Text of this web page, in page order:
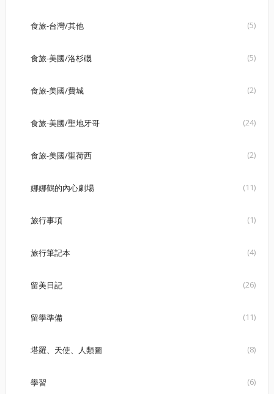
食旅-台灣/其他 (5)
食旅-美國/洛杉磯 (5)
食旅-美國/費城 (2)
食旅-美國/聖地牙哥 (24)
食旅-美國/聖荷西 (2)
娜娜鶴的內心劇場 (11)
旅行事項 (1)
旅行筆記本 (4)
留美日記 (26)
留學準備 (11)
塔羅、天使、人類圖 (8)
學習 (6)